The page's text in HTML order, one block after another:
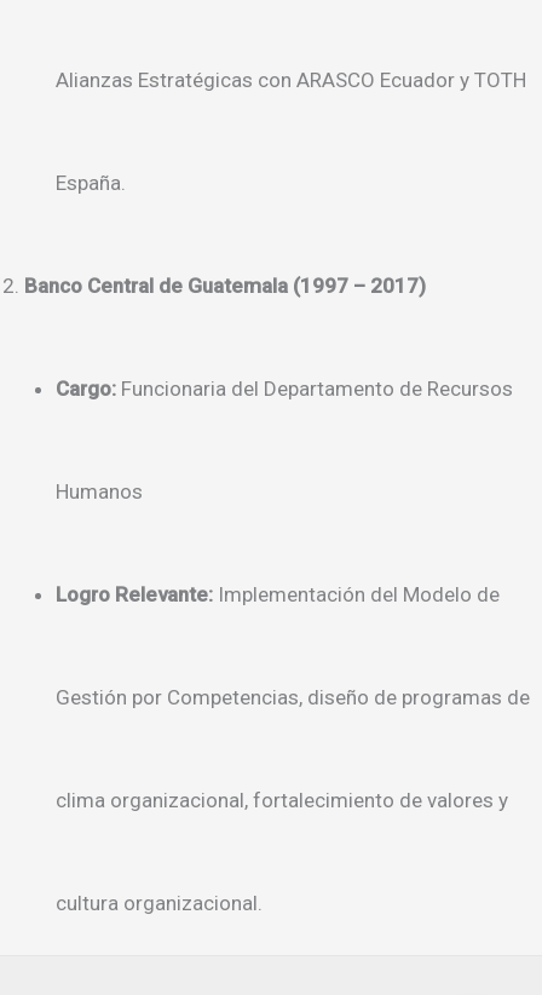
Alianzas Estratégicas con ARASCO Ecuador y TOTH
España.
Banco Central de Guatemala (1997 – 2017)
Cargo:Funcionaria del Departamento de Recursos
Humanos
Logro Relevante:Implementación del Modelo de
Gestión por Competencias, diseño de programas de
clima organizacional, fortalecimiento de valores y
cultura organizacional.